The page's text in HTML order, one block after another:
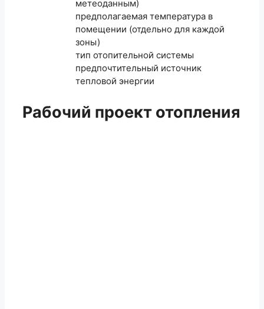
метеоданным)
предполагаемая температура в
помещении (отдельно для каждой
зоны)
тип отопительной системы
предпочтительный источник
тепловой энергии
Рабочий проект отопления